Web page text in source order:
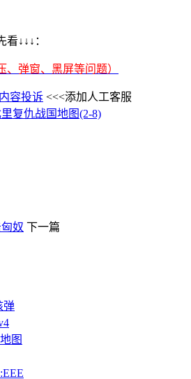
↓↓↓：
、弹窗、黑屏等问题）
内容投诉 <<<添加人工客服
复仇战国地图(2-8)
奴 下一篇
弹
图